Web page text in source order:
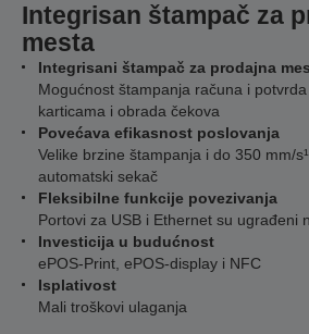
Integrisan štampač za
mesta
Integrisani štampač za prodajna
Mogućnost štampanja računa i
karticama i obrada čekova
Povećava efikasnost poslovanja
Velike brzine štampanja i do 350 mm/
automatski sekač
Fleksibilne funkcije povezivanja
Portovi za USB i Ethernet su ugrađeni
Investicija u budućnost
ePOS-Print, ePOS-display i NFC
Isplativost
Mali troškovi ulaganja